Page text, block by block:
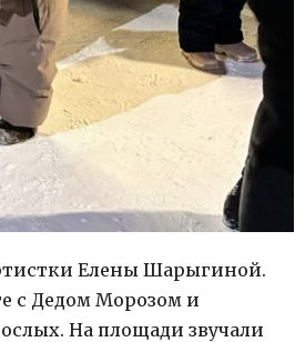
Елены Шарыгиной.
с Дедом Морозом и
На площади звучали